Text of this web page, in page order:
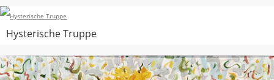
Hysterische Truppe